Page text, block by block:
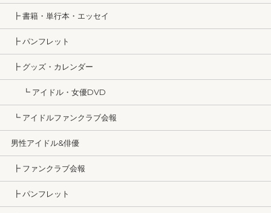
┣ 書籍・単行本・エッセイ
┣ パンフレット
┣ グッズ・カレンダー
┗ アイドル・女優DVD
┗ アイドルファンクラブ会報
男性アイドル&俳優
┣ ファンクラブ会報
┣ パンフレット